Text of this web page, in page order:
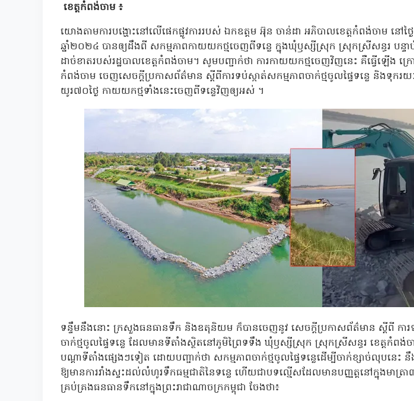
ខេត្តកំពង់ចាម ៖
យោងតាមការបង្ហោះនៅលើផេកផ្លូវការរបស់ ឯកឧត្តម អ៊ុន ចាន់ដា អភិបាលខេត្តកំពង់ចាម នៅថ្ង
ឆ្នាំ២០២៤ បានឲ្យដឹងពី សកម្មភាពកាយយកថ្មចេញពីទន្លេ​ ក្នុងឃុំឫស្សីស្រុក​ ស្រុកស្រីសន្ធរ​ បន្ទ
ដាច់ខាតរបស់រដ្ឋបាលខេត្តកំពង់ចាម​។ សូមបញ្ជាក់ថា ការកាយយកថ្មចេញវិញនេះ គឺធ្វើឡើង ក្រ
កំពង់ចាម ចេញសេចក្ដីប្រកាសព័ត៌មាន ស្ដីពីការទប់ស្កាត់សកម្មភាពចាក់ថ្មចូលផ្ទៃទន្លេ និងទុករ
យូរ៧០ថ្ងៃ កាយយកថ្មទាំងនេះចេញពីទន្លេវិញឲ្យអស់ ។
ទន្ទឹមនឹងនោះ ក្រសួងធនធានទឹក និងឧតុនិយម ក៏បានចេញនូវ សេចក្ដីប្រកាសព័ត៌មាន ស្ដីពី ការ
ចាក់ថ្មចូលផ្ទៃទន្លេ ដែលមានទីតាំងស្ថិតនៅភូមិព្រៃទទឹង ឃុំឫស្សីស្រុក ស្រុកស្រីសន្ធរ ខេត្តកំពង់
បណ្តាទីតាំងផ្សេងៗទៀត ដោយបញ្ជាក់ថា សកម្មភាពចាក់ថ្មចូលផ្ទៃទន្លេដើម្បីចាក់ខ្សាច់លុបនេះ នឹ
ឱ្យមានការរាំងស្ទះដល់លំហូរទឹកធម្មជាតិនៃទន្លេ ហើយជាបទល្មើសដែលមានបញ្ញត្តនៅក្នុងមាត្រា
គ្រប់គ្រងធនធានទឹកនៅក្នុងព្រះរាជាណាចក្រកម្ពុជា ចែងថា៖